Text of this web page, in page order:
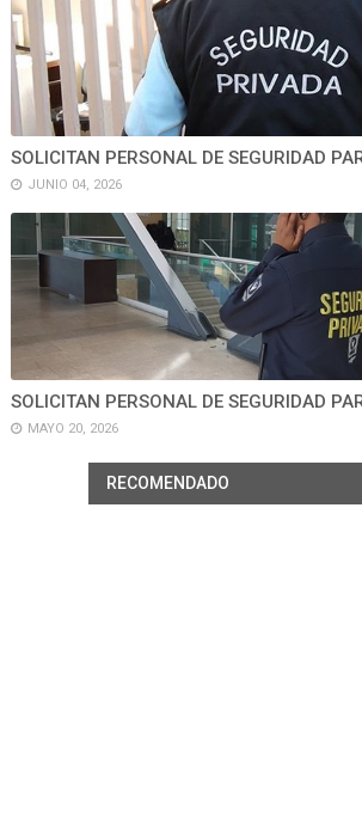
SOLICITAN PERSONAL DE SEGURIDAD
JUNIO 04, 2026
SOLICITAN PERSONAL DE SEGURIDAD
MAYO 20, 2026
RECOMENDADO